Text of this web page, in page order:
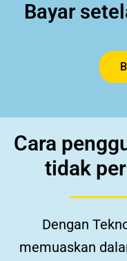
Bayar
Cara
tidak
Dengan
memuaskan